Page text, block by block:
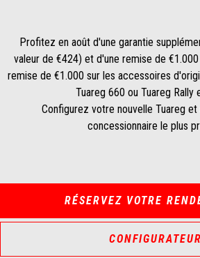
Profitez en août d'une garantie
valeur de €424) et d'une remise de
remise de €1.000 sur les accessoires
Tuareg 660 ou Tuareg Rally
Configurez votre nouvelle Tuareg
concessionnaire le plus
RÉSERVEZ VOTRE
CONFIGURATEUR